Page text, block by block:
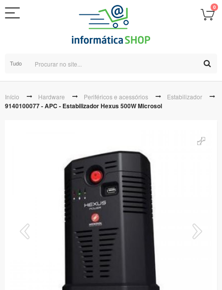
0
Tudo
Início Hardware Periféricos e acessórios Estabilizador
9140100077 - APC - Estabilizador Hexus 500W Microsol